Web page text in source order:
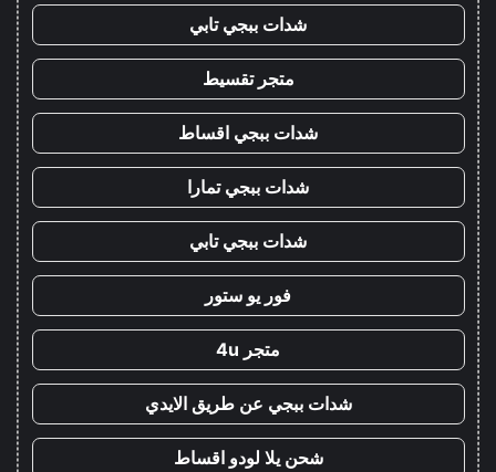
شدات ببجي تابي
متجر تقسيط
شدات ببجي اقساط
شدات ببجي تمارا
شدات ببجي تابي
فور يو ستور
متجر 4u
شدات ببجي عن طريق الايدي
شحن يلا لودو اقساط